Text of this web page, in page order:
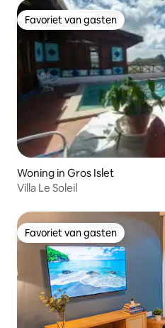
Favoriet van gasten
Favoriet van gasten
Woning in Gros Islet
Villa Le Soleil
Favoriet van gasten
Favoriet van gasten